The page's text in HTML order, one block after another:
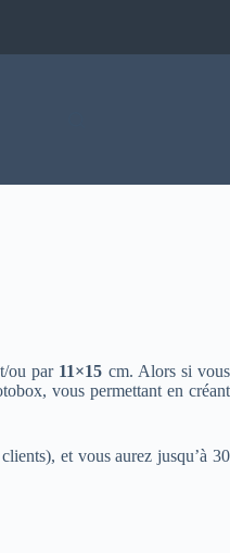
ou par 11×15 cm. Alors si vous
vous permettant en créant
et vous aurez jusqu’à 30